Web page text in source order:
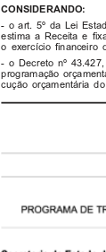
CONSIDERANDO:
- o art. 5º da Lei
estima a Receita e
o exercício financeiro
- o Decreto nº
programação
cução orçamentária